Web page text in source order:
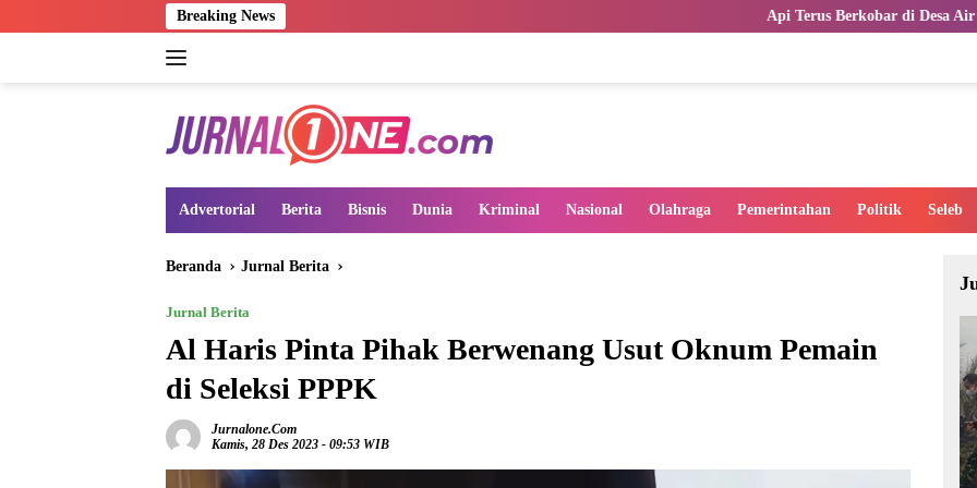
ke
Breaking News Api Terus Berkobar di Desa Air Merah Muaro
Advertorial Berita Bisnis Dunia Kriminal Nasional Olahraga Pemerintahan Politik Seleb
Beranda Jurnal Berita
Jurnal Berita
Al Haris Pinta Pihak Berwenang Usut Oknum Pemain
di Seleksi PPPK
Jurnalone.com
Kamis, 28 Des 2023 - 09:53 WIB